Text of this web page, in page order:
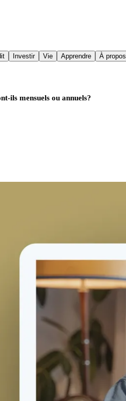
Investir Vie Apprendre À
ils mensuels ou annuels?